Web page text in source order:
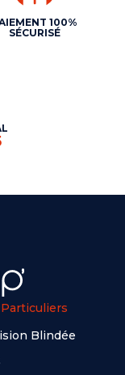
100%
SÉCURISÉ
Blindée